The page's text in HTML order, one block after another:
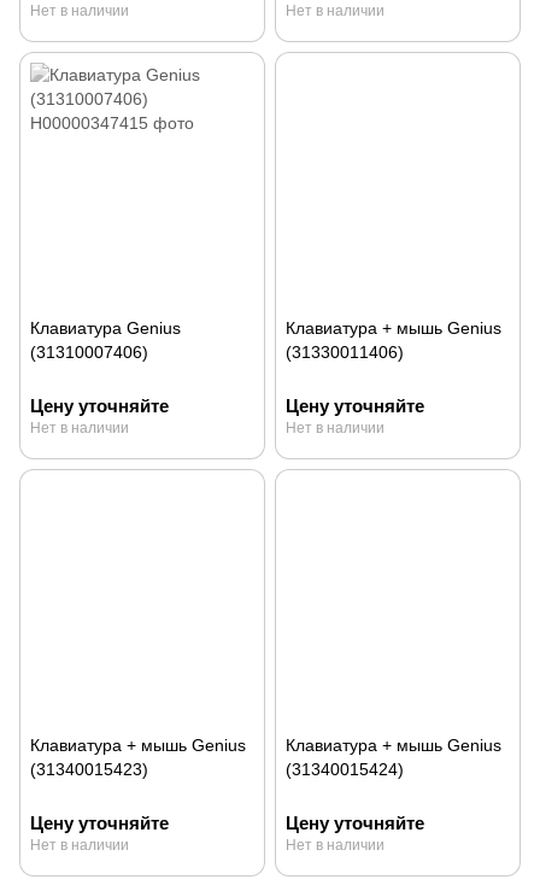
Нет в наличии Нет в наличии
Клавиатура Genius
(31310007406)
Цену уточняйте
Нет в наличии
Клавиатура + мышь Genius
(31330011406)
Цену уточняйте
Нет в наличии
Клавиатура + мышь Genius
(31340015423)
Цену уточняйте
Нет в наличии
Клавиатура + мышь Genius
(31340015424)
Цену уточняйте
Нет в наличии